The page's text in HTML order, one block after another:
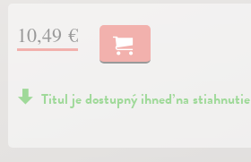
10,49 €
Titul je dostupný ihneď na stiahnutie